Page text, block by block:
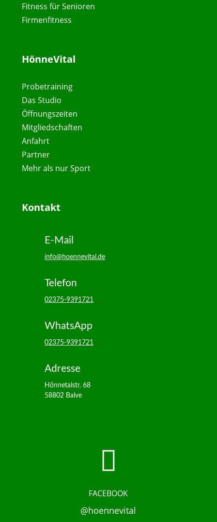
Fitness für Senioren
Firmenfitness
HönneVital
Probetraining
Das Studio
Öffnungszeiten
Mitgliedschaften
Anfahrt
Partner
Mehr als nur Sport
Kontakt
E-Mail
info@hoennevital.de
Telefon
02375-9391721
WhatsApp
02375-9391721
Adresse
Hönnetalstr. 68
58802 Balve

FACEBOOK
@hoennevital